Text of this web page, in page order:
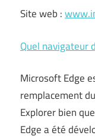
Site web :
Quel navigateur
Microsoft Edge
remplacement
Explorer bien
Edge a été